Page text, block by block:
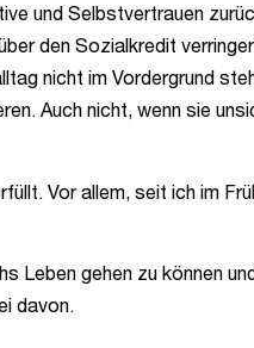
und Selbstvertrauen
den Sozialkredit
nicht im Vordergrund
Auch nicht, wenn sie
Vor allem, seit ich im
Leben gehen zu können
davon.